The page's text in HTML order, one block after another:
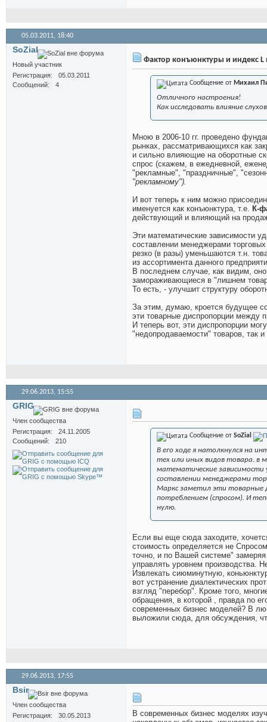
05.03.2011, 18:40
SoZial
Новый участник
Регистрация
05.03.2011
Сообщений
4
Фактор конъюнктуры и индекс L
Сообщение от Михаил
Отличного настроения!
Как исследовать влияние
Мною в 2006-10 гг. проведено
рынках, рассматривающихся как
и сильно влияющие на оборотные
спрос (скажем, в ежедневной,
"рекламные", "праздничные",
"рекламному").
И вот теперь к ним можно
именуется как конъюнктура, т.е. К-
действующий и влияющий на
Эти математические зависимости
составлении менеджерами
резко (в разы) уменьшаются т.н.
из ассортимента данного
В последнем случае, как видим,
замораживающиеся в "лишнем
То есть, - улучшит структуру
За этим, думаю, кроется будущее
эти товарные диспропорции между
И теперь вот, эти диспропорции
"недопродаваемости" товаров, так
29.06.2013, 15:55
GRIG
Член сообщества
Регистрация
24.11.2005
Сообщений
210
Сообщение от SoZial
В его ходе я натолкнулся на
тех или иных видов товара. в
математические зависимости
составлении менеджерами
Маркс заметил эти товарные
потреблением (спросом). И
нулю.
Если вы еще сюда заходите,
стоимость определяется не
точно, и по Вашей системе"
управлять уровнем производства.
Извлекать сиюминутную,
вот устранение диалектических
взгляд "перебор". Кроме того,
обращения, в которой , правда по
современных бизнес моделей? В
выложили сюда, для обсуждения,
29.06.2013, 17:55
Bsir
Член сообщества
Регистрация
30.05.2013
В современных бизнес моделях